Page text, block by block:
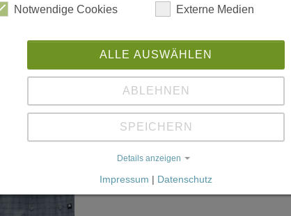
Abteilungsleiter III
Herr Klaus Vaupel
02843 - 9707 - 27
Notwendige Cookies Externe Medien
ALLE AUSWÄHLEN
ABLEHNEN
SPEICHERN
Details anzeigen
Impressum | Datenschutz